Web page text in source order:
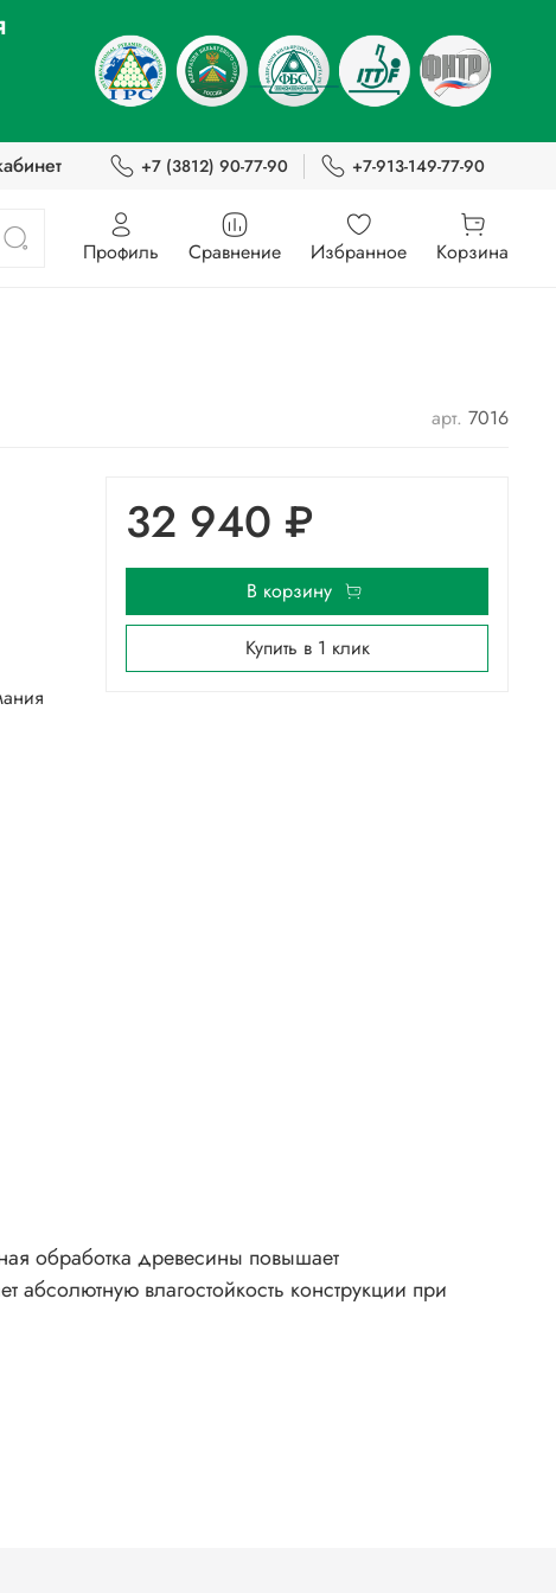
+7 (3812) 90-77-90 +7-913-149-77-90
Профиль Сравнение Избранное Корзина
арт. 7016
32 940 ₽
В корзину
Купить в 1 клик
обработка древесины повышает
абсолютную влагостойкость конструкции при